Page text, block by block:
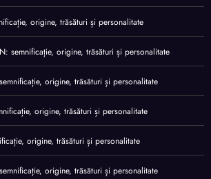
origine, trăsături și personalitate
semnificație, origine, trăsături și personalitate
origine, trăsături și personalitate
origine, trăsături și personalitate
origine, trăsături și personalitate
origine, trăsături și personalitate